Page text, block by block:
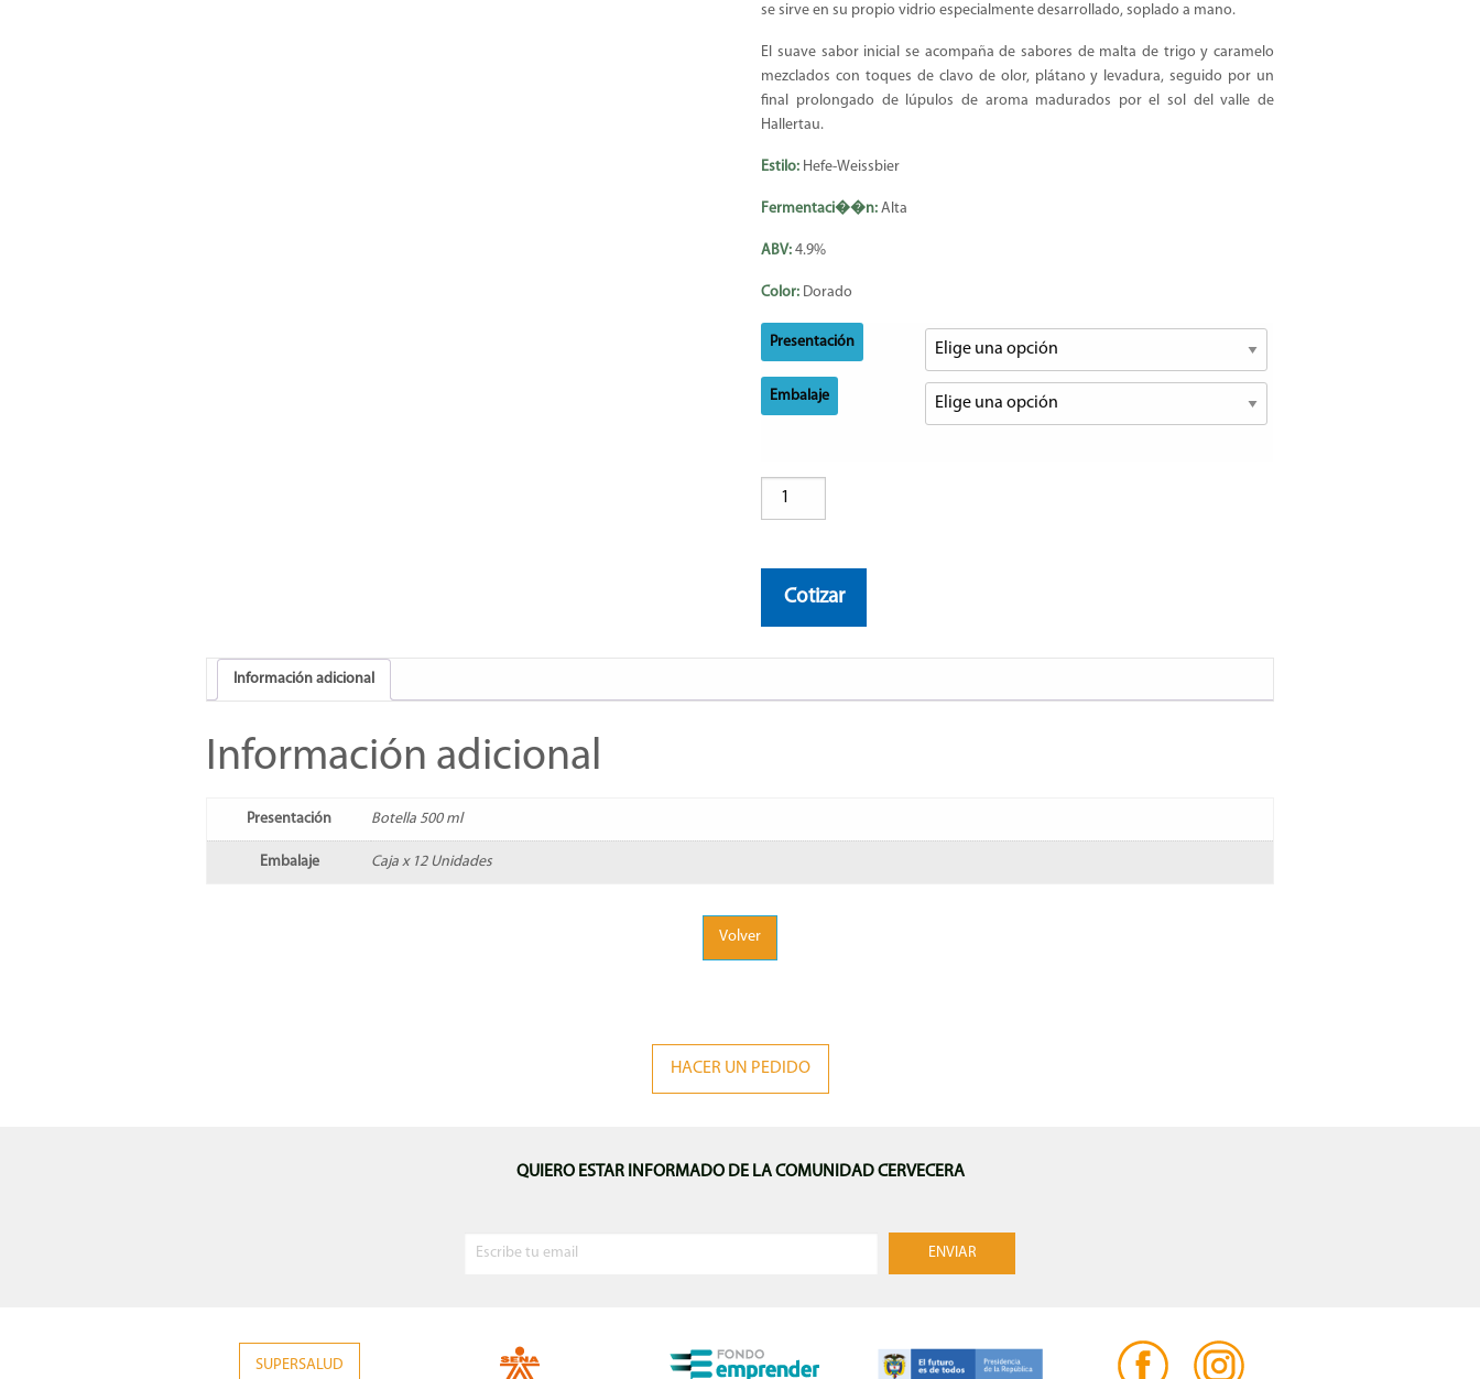
se sirve en su propio vidrio especialmente desarrollado, soplado a mano.
El suave sabor inicial se acompaña de sabores de malta de trigo y caramelo
mezclados con toques de clavo de olor, plátano y levadura, seguido por un
final prolongado de lúpulos de aroma madurados por el sol del valle de
Hallertau.
Estilo: Hefe-Weissbier
Fermentaci��n: Alta
ABV: 4.9%
Color: Dorado
Presentación
Embalaje
ERDINGER
Urweisse
Cotizar
Información adicional
Información adicional
Presentación Botella 500 ml
Embalaje Caja x 12 Unidades
Volver
HACER UN PEDIDO
QUIERO ESTAR INFORMADO DE LA COMUNIDAD CERVECERA
SUPERSALUD